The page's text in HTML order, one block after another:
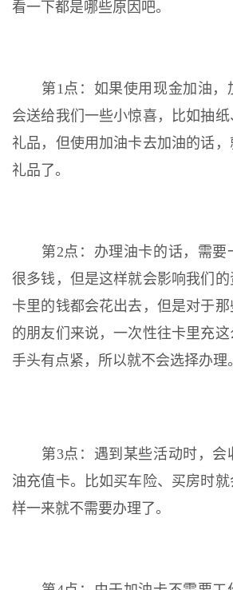
看一下都是哪些原因吧。
第1点：如果使用现金加油，
会送给我们一些小惊喜，比如抽
礼品，但使用加油卡去加油的话
礼品了。
第2点：办理油卡的话，需要
很多钱，但是这样就会影响我们
卡里的钱都会花出去，但是对于
的朋友们来说，一次性往卡里充
手头有点紧，所以就不会选择办理。
第3点：遇到某些活动时，会
油充值卡。比如买车险、买房时
样一来就不需要办理了。